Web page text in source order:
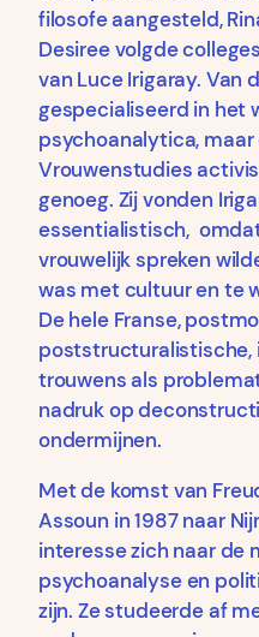
filosofe aangesteld,
Desiree volgde
van Luce Irigaray. Van
gespecialiseerd in het
psychoanalytica,
Vrouwenstudies
genoeg. Zij vonden
essentialistisch,
vrouwelijk spreken
was met cultuur en te
De hele Franse,
poststructuralistische,
trouwens als
nadruk op
ondermijnen.
Met de komst van
Assoun in 1987 naar
interesse zich naar de
psychoanalyse en
zijn. Ze studeerde af